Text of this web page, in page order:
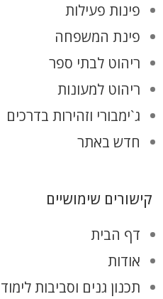
פינות פעילות
פינת המשפחה
ריהוט לבתי ספר
ריהוט למעונות
ג`ימבורי וזהירות בדרכים
חדש באתר
קישורים שימושיים
דף הבית
אודות
תכנון גנים וסביבות לימוד